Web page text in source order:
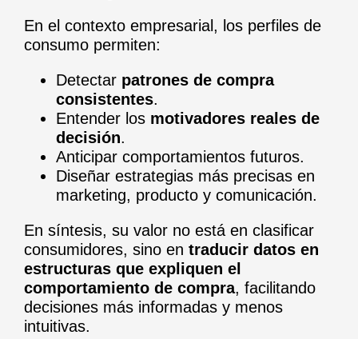
En el contexto empresarial, los perfiles de
consumo permiten:
Detectar patrones de compra
consistentes.
Entender los motivadores reales de
decisión.
Anticipar comportamientos futuros.
Diseñar estrategias más precisas en
marketing, producto y comunicación.
En síntesis, su valor no está en clasificar
consumidores, sino en traducir datos en
estructuras que expliquen el
comportamiento de compra, facilitando
decisiones más informadas y menos
intuitivas.